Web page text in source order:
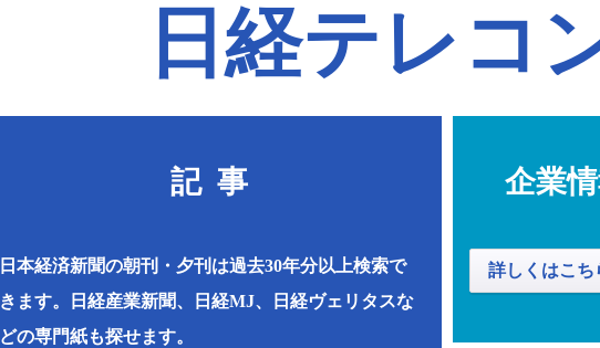
日経テレコ
記 事
日本経済新聞の朝刊・夕刊は過去30年分以上検索で
きます。日経産業新聞、日経MJ、日経ヴェリタスな
どの専門紙も探せます。
企業
詳しくはこち